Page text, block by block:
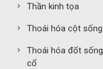
Thần kinh tọa
Thoái hóa cột sống
Thoái hóa đốt sống
cổ